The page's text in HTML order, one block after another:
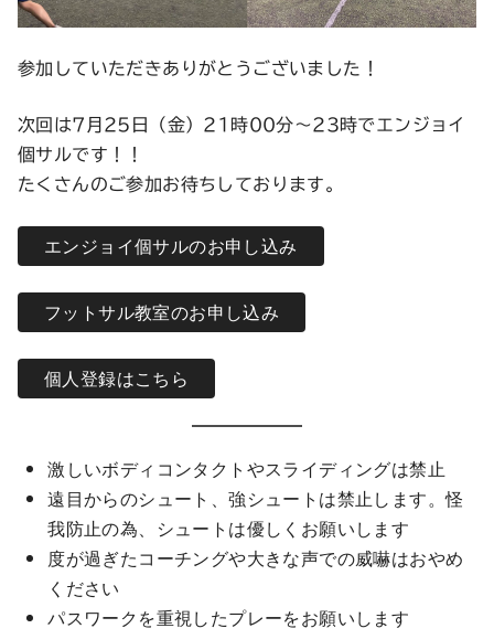
参加していただきありがとうございました！
次回は7月25日（金）21時00分〜23時でエンジョイ
個サルです！！
たくさんのご参加お待ちしております。
エンジョイ個サルのお申し込み
フットサル教室のお申し込み
個人登録はこちら
激しいボディコンタクトやスライディングは禁止
遠目からのシュート、強シュートは禁止します。怪
我防止の為、シュートは優しくお願いします
度が過ぎたコーチングや大きな声での威嚇はおやめ
ください
パスワークを重視したプレーをお願いします